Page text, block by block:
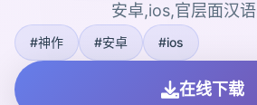
安卓,ios,官层面汉语
#神作 #安卓 #ios
在线下载